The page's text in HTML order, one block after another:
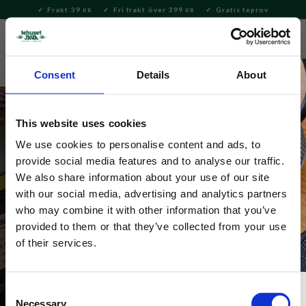
Consent Details About
This website uses cookies
We use cookies to personalise content and ads, to
provide social media features and to analyse our traffic.
We also share information about your use of our site
with our social media, advertising and analytics partners
who may combine it with other information that you’ve
provided to them or that they’ve collected from your use
of their services.
Necessary
Meny
Frakt 39 KR Fri frakt över 399 KR Gratis teprov
Tehuset Javas Skafferi